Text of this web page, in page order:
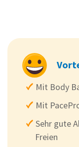
Mit Body
Mit
Sehr gute
Freien